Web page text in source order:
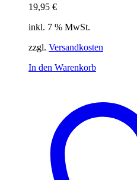
19,95 €
inkl. 7 % MwSt.
zzgl. Versandkosten
In den Warenkorb